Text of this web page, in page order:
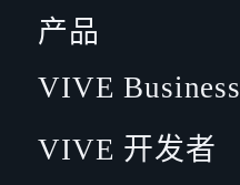
产品
VIVE Business
VIVE 开发者